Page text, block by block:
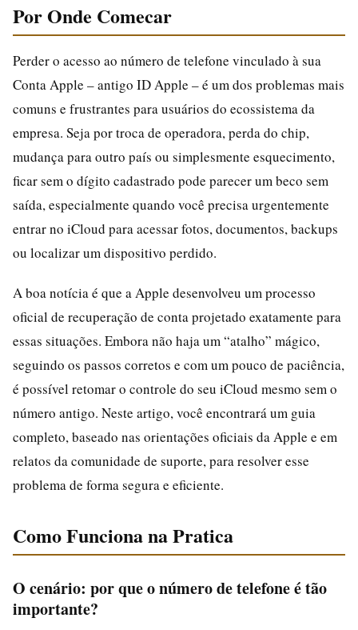
Por Onde Comecar
Perder o acesso ao número de telefone vinculado à sua
Conta Apple – antigo ID Apple – é um dos problemas mais
comuns e frustrantes para usuários do ecossistema da
empresa. Seja por troca de operadora, perda do chip,
mudança para outro país ou simplesmente esquecimento,
ficar sem o dígito cadastrado pode parecer um beco sem
saída, especialmente quando você precisa urgentemente
entrar no iCloud para acessar fotos, documentos, backups
ou localizar um dispositivo perdido.
A boa notícia é que a Apple desenvolveu um processo
oficial de recuperação de conta projetado exatamente para
essas situações. Embora não haja um “atalho” mágico,
seguindo os passos corretos e com um pouco de paciência,
é possível retomar o controle do seu iCloud mesmo sem o
número antigo. Neste artigo, você encontrará um guia
completo, baseado nas orientações oficiais da Apple e em
relatos da comunidade de suporte, para resolver esse
problema de forma segura e eficiente.
Como Funciona na Pratica
O cenário: por que o número de telefone é tão
importante?